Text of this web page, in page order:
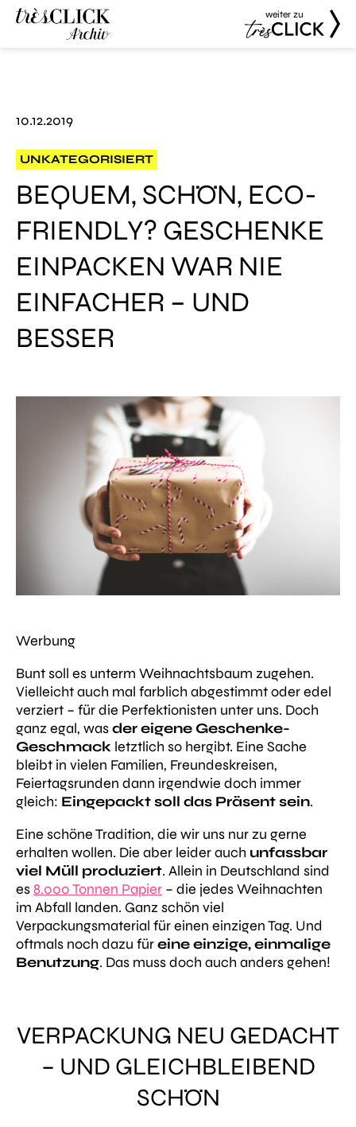
weiter zu
10.12.2019
UNKATEGORISIERT
BEQUEM, SCHÖN, ECO-
FRIENDLY? GESCHENKE
EINPACKEN WAR NIE
EINFACHER – UND
BESSER
Werbung
Bunt soll es unterm Weihnachtsbaum zugehen.
Vielleicht auch mal farblich abgestimmt oder edel
verziert – für die Perfektionisten unter uns. Doch
ganz egal, wasder eigene Geschenke-
Geschmack letztlich so hergibt. Eine Sache
bleibt in vielen Familien, Freundeskreisen,
Feiertagsrunden dann irgendwie doch immer
gleich: Eingepackt soll das Präsentsein.
Eine schöne Tradition, die wir uns nur zu gerne
erhalten wollen. Die aber leider auch unfassbar
viel Müll produziert. Allein in Deutschland sind
es8.000 Tonnen Papier – die jedes Weihnachten
im Abfall landen. Ganz schön viel
Verpackungsmaterial für einen einzigen Tag. Und
oftmals noch dazu füreine einzige, einmalige
Benutzung. Das muss doch auch anders gehen!
VERPACKUNG NEU GEDACHT
– UND GLEICHBLEIBEND
SCHÖN